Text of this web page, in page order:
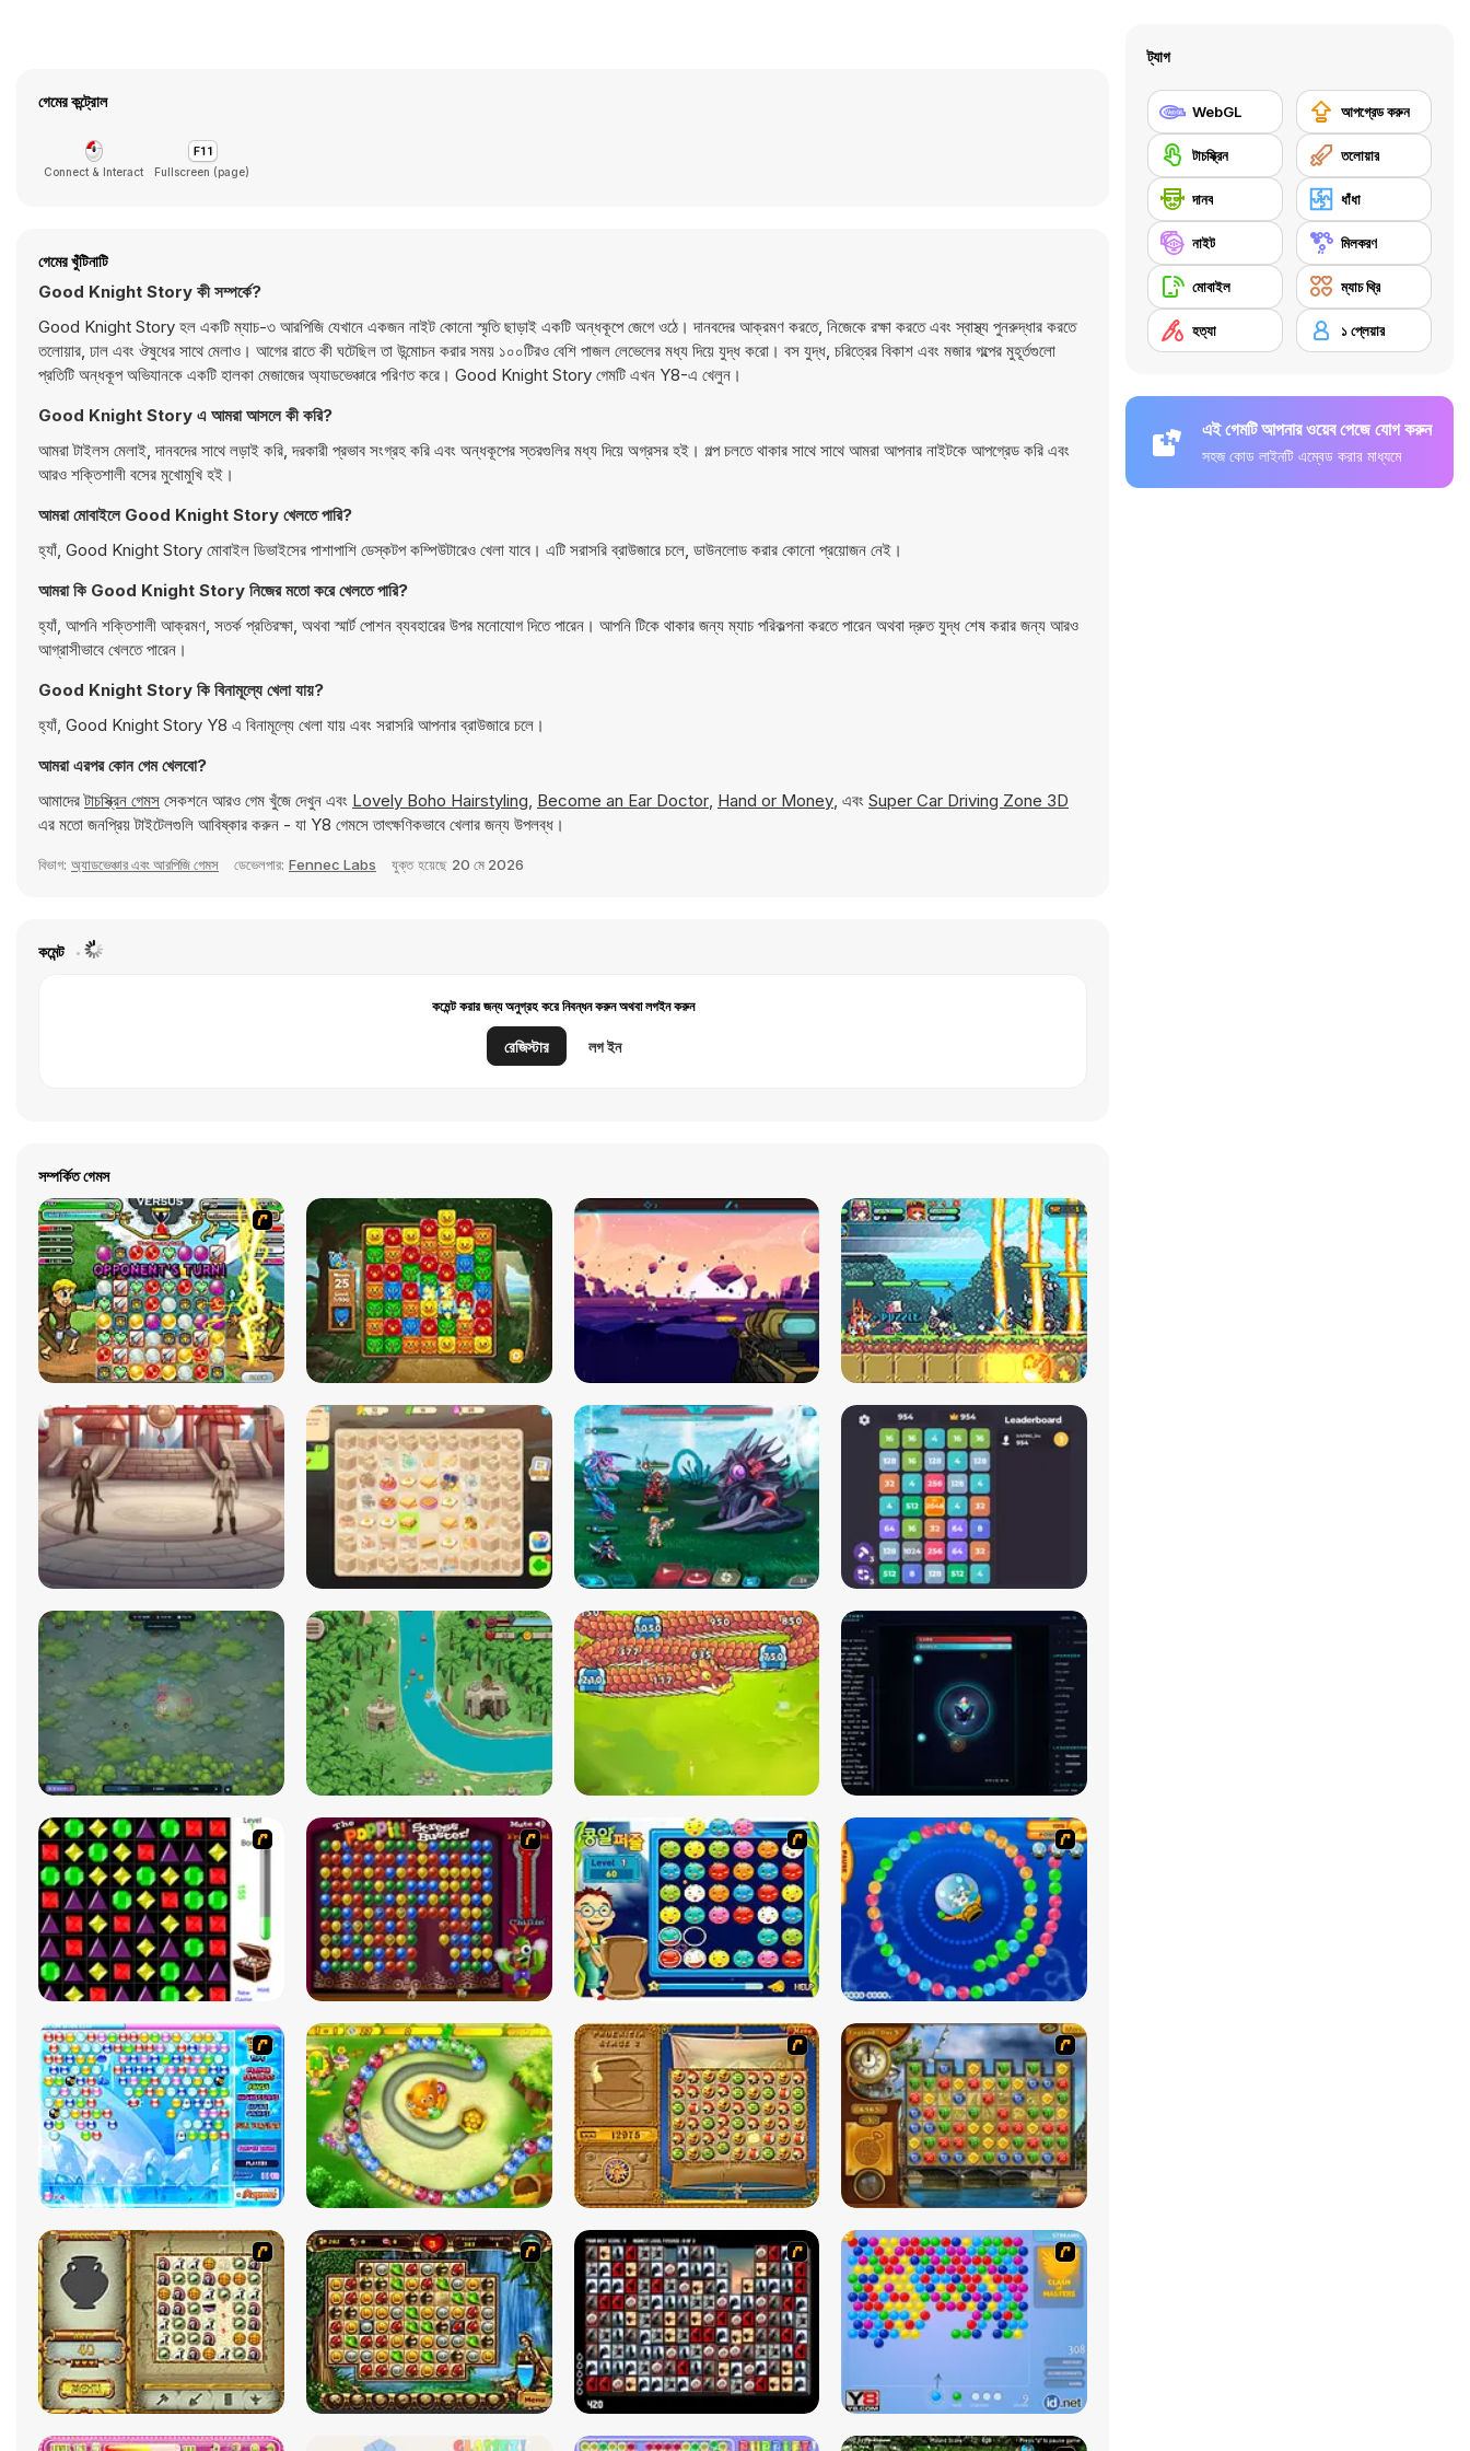
গেমের কন্ট্রোল
Connect & Interact Fullscreen (page)
গেমের খুঁটিনাটি
Good Knight Story কী সম্পর্কে?
Good Knight Story হল একটি ম্যাচ-৩ আরপিজি যেখানে একজন নাইট কোনো স্মৃতি ছাড়াই একটি অন্ধকূপে জেগে ওঠে। দানবদের আক্রমণ করতে, নিজেকে রক্ষা করতে এবং স্বাস্থ্য পুনরুদ্ধার করতে
তলোয়ার, ঢাল এবং ঔষুধের সাথে মেলাও। আগের রাতে কী ঘটেছিল তা উন্মোচন করার সময় ১০০টিরও বেশি পাজল লেভেলের মধ্য দিয়ে যুদ্ধ করো। বস যুদ্ধ, চরিত্রের বিকাশ এবং মজার গল্পের মুহূর্তগুলো
প্রতিটি অন্ধকূপ অভিযানকে একটি হালকা মেজাজের অ্যাডভেঞ্চারে পরিণত করে। Good Knight Story গেমটি এখন Y8-এ খেলুন।
Good Knight Story এ আমরা আসলে কী করি?
আমরা টাইলস মেলাই, দানবদের সাথে লড়াই করি, দরকারী প্রভাব সংগ্রহ করি এবং অন্ধকূপের স্তরগুলির মধ্য দিয়ে অগ্রসর হই। গল্প চলতে থাকার সাথে সাথে আমরা আপনার নাইটকে আপগ্রেড করি এবং
আরও শক্তিশালী বসের মুখোমুখি হই।
আমরা মোবাইলে Good Knight Story খেলতে পারি?
হ্যাঁ, Good Knight Story মোবাইল ডিভাইসের পাশাপাশি ডেস্কটপ কম্পিউটারেও খেলা যাবে। এটি সরাসরি ব্রাউজারে চলে, ডাউনলোড করার কোনো প্রয়োজন নেই।
আমরা কি Good Knight Story নিজের মতো করে খেলতে পারি?
হ্যাঁ, আপনি শক্তিশালী আক্রমণ, সতর্ক প্রতিরক্ষা, অথবা স্মার্ট পোশন ব্যবহারের উপর মনোযোগ দিতে পারেন। আপনি টিকে থাকার জন্য ম্যাচ পরিকল্পনা করতে পারেন অথবা দ্রুত যুদ্ধ শেষ করার জন্য আরও
আগ্রাসীভাবে খেলতে পারেন।
Good Knight Story কি বিনামূল্যে খেলা যায়?
হ্যাঁ, Good Knight Story Y8 এ বিনামূল্যে খেলা যায় এবং সরাসরি আপনার ব্রাউজারে চলে।
আমরা এরপর কোন গেম খেলবো?
আমাদেরটাচস্ক্রিন গেমস সেকশনে আরও গেম খুঁজে দেখুন এবং Lovely Boho Hairstyling, Become an Ear Doctor, Hand or Money, এবং Super Car Driving Zone 3D
এর মতো জনপ্রিয় টাইটেলগুলি আবিষ্কার করুন - যা Y8 গেমসে তাৎক্ষণিকভাবে খেলার জন্য উপলব্ধ।
বিভাগ: অ্যাডভেঞ্চার এবং আরপিজি গেমস ডেভেলপার: Fennec Labs যুক্ত হয়েছে 20 মে 2026
কমেন্ট
কমেন্ট করার জন্য অনুগ্রহ করে নিবন্ধন করুন অথবা লগইন করুন
রেজিস্টার লগ ইন
সম্পর্কিত গেমস
ট্যাগ
WebGL আপগ্রেড করুন
টাচস্ক্রিন তলোয়ার
দানব ধাঁধা
নাইট মিলকরণ
মোবাইল ম্যাচ থ্রি
হত্যা ১ প্লেয়ার
এই গেমটি আপনার ওয়েব পেজে যোগ করুন
সহজ কোড লাইনটি এম্বেড করার মাধ্যমে